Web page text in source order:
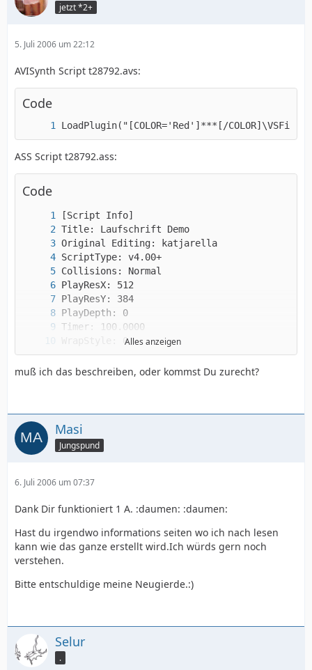
jetzt *2+
5. Juli 2006 um 22:12
AVISynth Script t28792.avs:
Code
LoadPlugin("[COLOR='Red']***[/
ASS Script t28792.ass:
Code
Dialogue:
Alles anzeigen
muß ich das beschreiben, oder kommst Du zurecht?
Masi
Jungspund
6. Juli 2006 um 07:37
Dank Dir funktioniert 1 A. :daumen: :daumen:
Hast du irgendwo informations seiten wo ich nach lesen
kann wie das ganze erstellt wird.Ich würds gern noch
verstehen.
Bitte entschuldige meine Neugierde.:)
Selur
.